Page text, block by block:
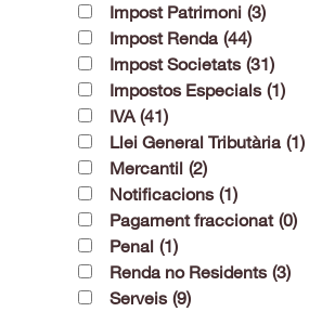
Impost Patrimoni (3)
Impost Renda (44)
Impost Societats (31)
Impostos Especials (1)
IVA (41)
Llei General Tributària (1)
Mercantil (2)
Notificacions (1)
Pagament fraccionat (0)
Penal (1)
Renda no Residents (3)
Serveis (9)